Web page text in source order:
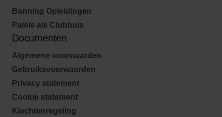
Banning Opleidingen
Paleis als Clubhuis
Documenten
Algemene voorwaarden
Gebruiksvoorwaarden
Privacy statement
Cookie statement
Klachtenregeling